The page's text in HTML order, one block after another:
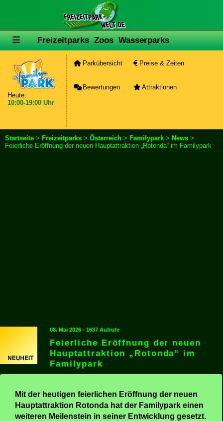
Freizeitparks Zoos Wasserparks
Heute:
10:00-19:00 Uhr
Parkübersicht Preise & Zeiten
Bewertungen Attraktionen
Startseite > Freizeitparks > Österreich > Familypark > News >
Feierliche Eröffnung der neuen Hauptattraktion „Rotonda“ im Familypark
08. Mai 2026 - 1637 Aufrufe
Feierliche Eröffnung der neuen
Hauptattraktion „Rotonda“ im
Familypark
Mit der heutigen feierlichen Eröffnung der neuen
Hauptattraktion Rotonda hat der Familypark einen
weiteren Meilenstein in seiner Entwicklung gesetzt.